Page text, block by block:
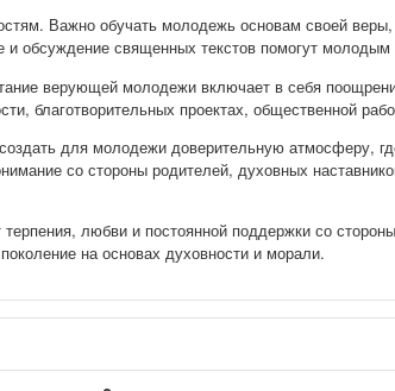
Важно обучать молодежь основам своей
и обсуждение священных текстов помогут
верующей молодежи включает в себя
благотворительных проектах, общественной
для молодежи доверительную атмосферу,
со стороны родителей, духовных
любви и постоянной поддержки со
на основах духовности и морали.